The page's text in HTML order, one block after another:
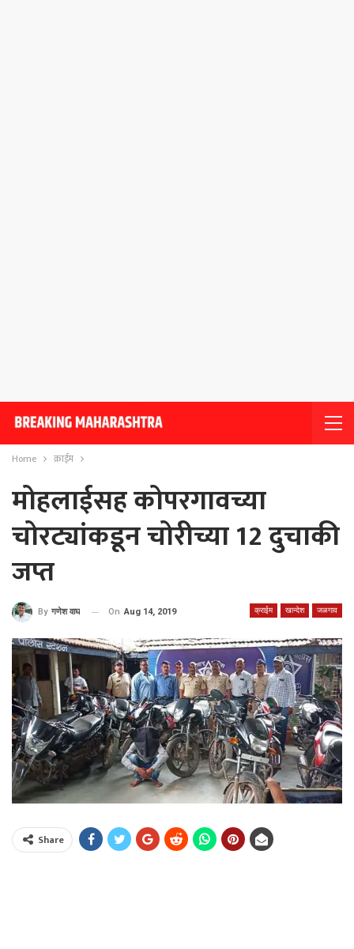
Home क्राईम
मोहलाईसह कोपरगावच्या
चोरट्यांकडून चोरीच्या 12 दुचाकी
जप्त
क्राईम खान्देश जळगाव
By गणेश वाघ On Aug 14, 2019
Share